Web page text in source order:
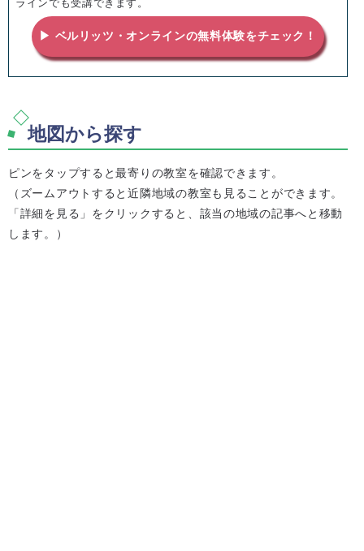
ラインでも受講できます。
▶ ベルリッツ・オンラインの無料体験をチェック！
地図から探す
ピンをタップすると最寄りの教室を確認できます。
（ズームアウトすると近隣地域の教室も見ることができます。
「詳細を見る」をクリックすると、該当の地域の記事へと移動
します。）